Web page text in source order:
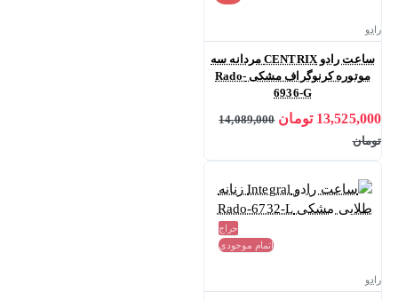
رادو
ساعت رادو CENTRIX مردانه سه
موتوره کرنوگراف مشکی Rado-
6936-G
13,525,000 تومان
14,089,000
تومان
حراج
اتمام موجودی
رادو